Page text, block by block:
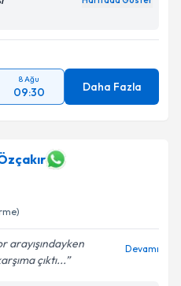
8 Ağu
09:30 Daha Fazla
arayışındayken
çıktı...
Devamı